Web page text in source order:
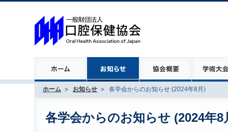
ホーム お知らせ 各学会からのお知らせ (2024年8月)
各学会からのお知らせ (2024年8